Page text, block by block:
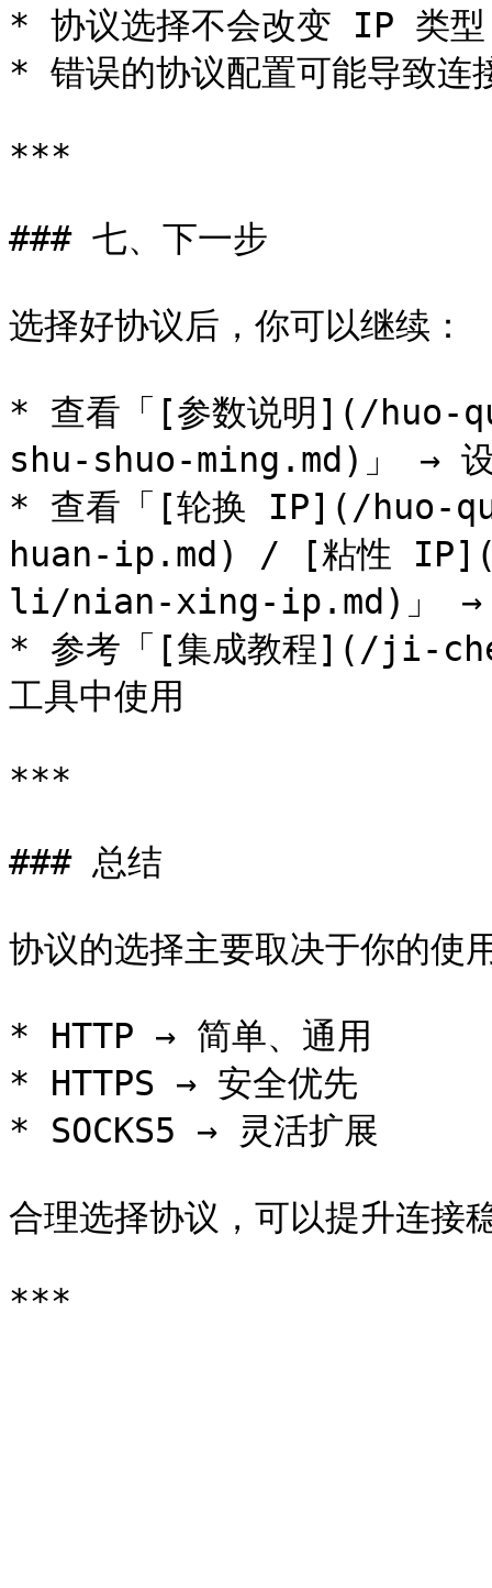
* 协议选择不会改变 IP 类
* 错误的协议配置可能导致连
***
### 七、下一步
选择好协议后，你可以继续：
* 查看「[参数说明](/
shu-shuo-ming.md)」 →
* 查看「[轮换 IP](/
huan-ip.md) / [粘性
li/nian-xing-ip.md)」 →
* 参考「[集成教程](/ji-
工具中使用
***
### 总结
协议的选择主要取决于你的使
* HTTP → 简单、通用
* HTTPS → 安全优先
* SOCKS5 → 灵活扩展
合理选择协议，可以提升连接